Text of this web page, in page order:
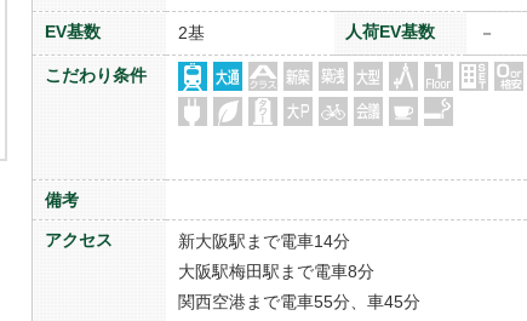
EV基数 2基 人荷EV基数 －
こだわり条件
備考
アクセス
新大阪駅まで電車14分
大阪駅梅田駅まで電車8分
関西空港まで電車55分、車45分